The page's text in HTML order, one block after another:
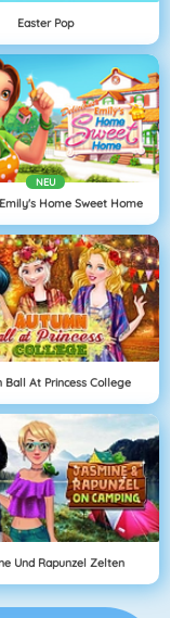
Easter Pop
NEU
Home Sweet Home
Ball At Princess College
Und Rapunzel Zelten